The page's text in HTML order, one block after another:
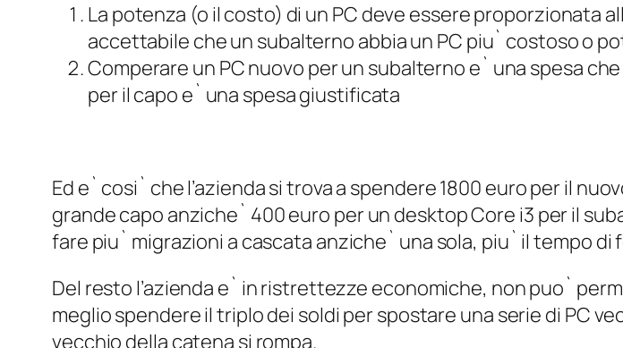
La potenza (o il costo) di un PC deve essere proporzionata
accettabile che un subalterno abbia un PC piu` costoso o
Comperare un PC nuovo per un subalterno e` una spesa
per il capo e` una spesa giustificata
Ed e` cosi` che l’azienda si trova a spendere 1800 euro per il
grande capo anziche` 400 euro per un desktop Core i3 per il
fare piu` migrazioni a cascata anziche` una sola, piu` il tempo
Del resto l’azienda e` in ristrettezze economiche, non puo`
meglio spendere il triplo dei soldi per spostare una serie di PC
vecchio della catena si rompa.